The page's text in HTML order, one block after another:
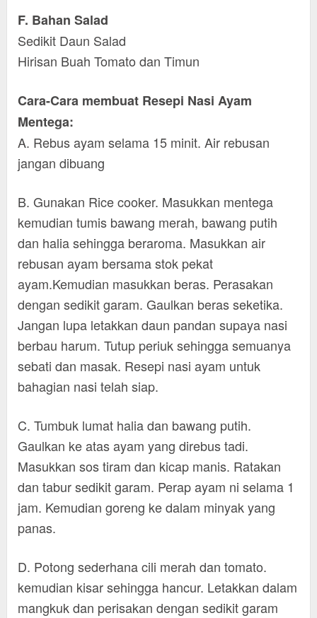
F. Bahan Salad
Sedikit Daun Salad
Hirisan Buah Tomato dan Timun
Cara-Cara membuat Resepi Nasi Ayam
Mentega:
A. Rebus ayam selama 15 minit. Air rebusan
jangan dibuang
B. Gunakan Rice cooker. Masukkan mentega
kemudian tumis bawang merah, bawang putih
dan halia sehingga beraroma. Masukkan air
rebusan ayam bersama stok pekat
ayam.Kemudian masukkan beras. Perasakan
dengan sedikit garam. Gaulkan beras seketika.
Jangan lupa letakkan daun pandan supaya nasi
berbau harum. Tutup periuk sehingga semuanya
sebati dan masak. Resepi nasi ayam untuk
bahagian nasi telah siap.
C. Tumbuk lumat halia dan bawang putih.
Gaulkan ke atas ayam yang direbus tadi.
Masukkan sos tiram dan kicap manis. Ratakan
dan tabur sedikit garam. Perap ayam ni selama 1
jam. Kemudian goreng ke dalam minyak yang
panas.
D. Potong sederhana cili merah dan tomato.
kemudian kisar sehingga hancur. Letakkan dalam
mangkuk dan perisakan dengan sedikit garam